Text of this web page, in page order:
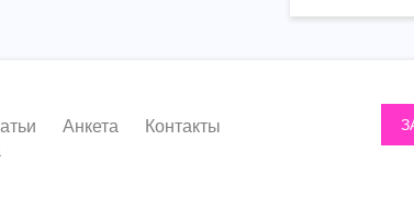
Анкета
Контакты